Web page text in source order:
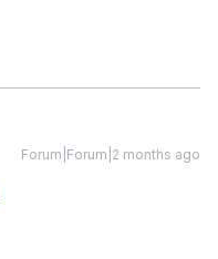
Forum|Forum|2 months ago